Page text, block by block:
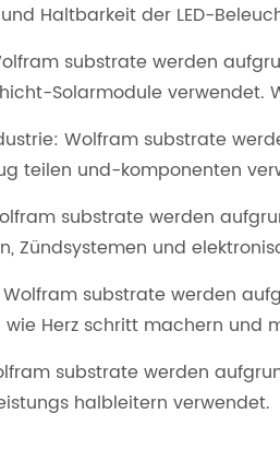
Haltbarkeit der LED-
substrate werden
Solarmodule verwendet.
Wolfram substrate
teilen und-komponenten
substrate werden
Zündsystemen und
substrate werden
Herz schritt machern und
substrate werden
halbleitern verwendet.